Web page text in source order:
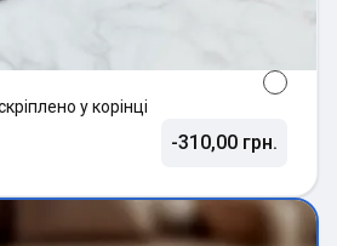
у корінці
-310,00 грн.